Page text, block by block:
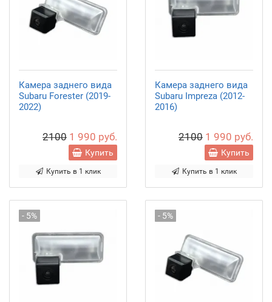
Камера заднего вида
Subaru Forester (2019-
2022)
2100 1 990 руб.
Купить
Купить в 1 клик
Камера заднего вида
Subaru Impreza (2012-
2016)
2100 1 990 руб.
Купить
Купить в 1 клик
- 5% - 5%